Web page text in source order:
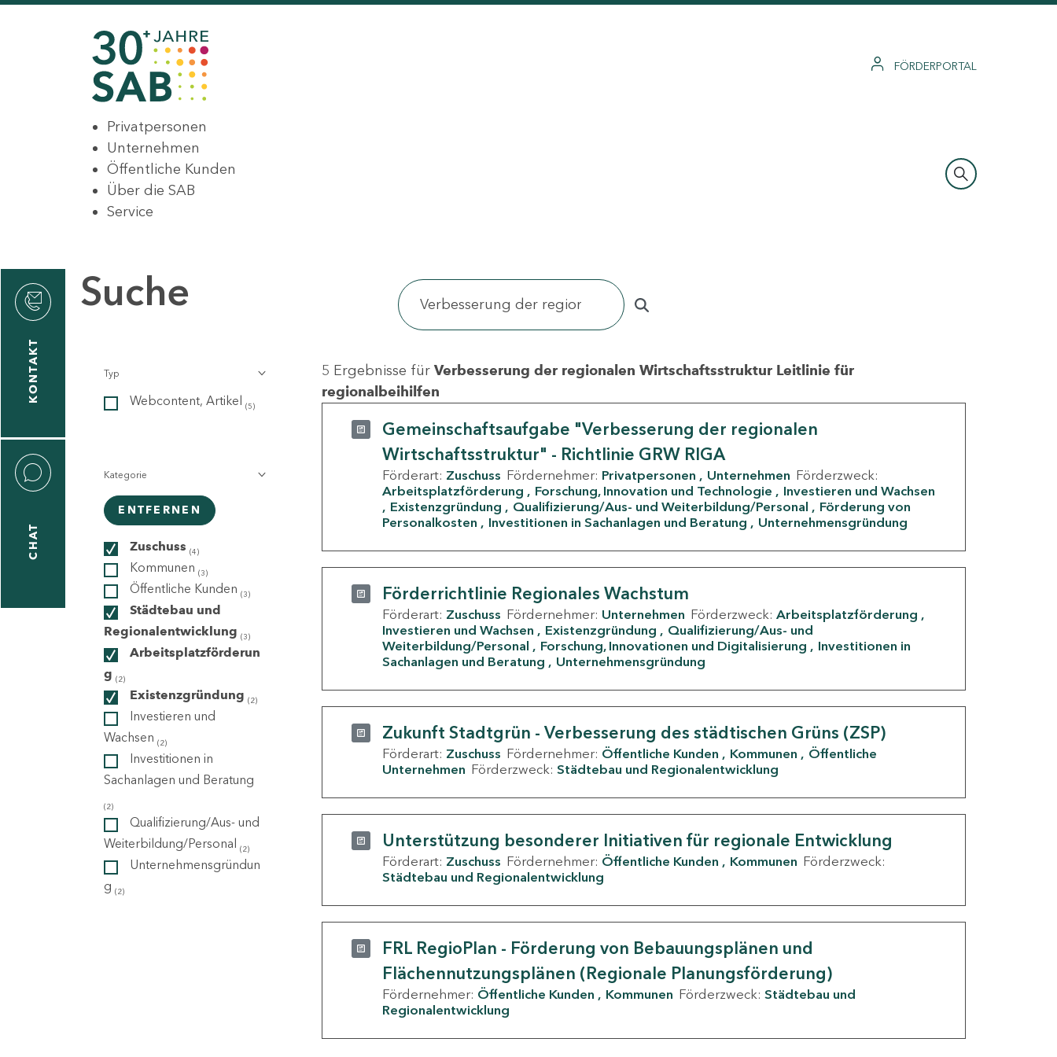
FÖRDERPORTAL
Privatpersonen
Unternehmen
Öffentliche Kunden
Über die SAB
Service
KONTAKT
CHAT
Suche
Typ
Webcontent, Artikel (5)
Kategorie
ENTFERNEN
Zuschuss (4)
Kommunen (3)
Öffentliche Kunden (3)
Städtebau und
Regionalentwicklung (3)
Arbeitsplatzförderun
g (2)
Existenzgründung (2)
Investieren und
Wachsen (2)
Investitionen in
Sachanlagen und Beratung
(2)
Qualifizierung/Aus- und
Weiterbildung/Personal (2)
Unternehmensgründun
g (2)
5 Ergebnisse für Verbesserung der regionalen Wirtschaftsstruktur Leitlinie für
regionalbeihilfen
Gemeinschaftsaufgabe "Verbesserung der regionalen
Wirtschaftsstruktur" - Richtlinie GRW RIGA
Förderart: Zuschuss Fördernehmer: Privatpersonen Unternehmen Förderzweck:
Arbeitsplatzförderung
Forschung, Innovation und Technologie
Investieren und Wachsen
Existenzgründung
Qualifizierung/Aus- und Weiterbildung/Personal
Förderung von
Personalkosten
Investitionen in Sachanlagen und Beratung Unternehmensgründung
Förderrichtlinie Regionales Wachstum
Förderart: Zuschuss Fördernehmer: Unternehmen Förderzweck: Arbeitsplatzförderung
Investieren und Wachsen
Existenzgründung
Qualifizierung/Aus- und
Weiterbildung/Personal
Forschung, Innovationen und Digitalisierung
Investitionen in
Sachanlagen und Beratung
Unternehmensgründung
Zukunft Stadtgrün - Verbesserung des städtischen Grüns (ZSP)
Förderart: Zuschuss Fördernehmer: Öffentliche Kunden Kommunen
Öffentliche
Unternehmen Förderzweck: Städtebau und Regionalentwicklung
Unterstützung besonderer Initiativen für regionale Entwicklung
Förderart: Zuschuss Fördernehmer: Öffentliche Kunden Kommunen Förderzweck:
Städtebau und Regionalentwicklung
FRL RegioPlan - Förderung von Bebauungsplänen und
Flächennutzungsplänen (Regionale Planungsförderung)
Fördernehmer: Öffentliche Kunden Kommunen Förderzweck: Städtebau und
Regionalentwicklung